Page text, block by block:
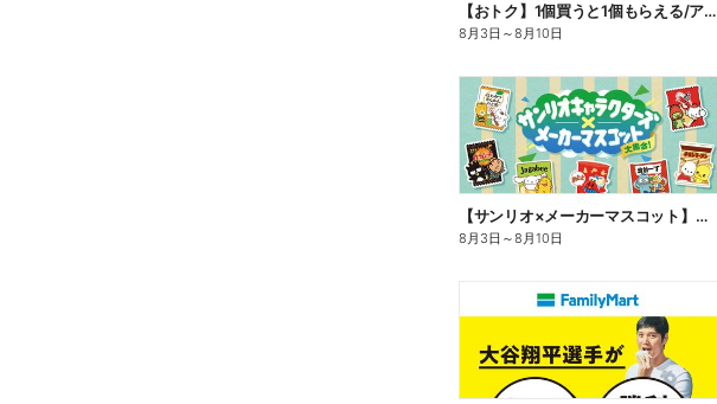
【おトク】1個買うと1個もらえる/アイス
8月3日 ～8月10日
【サンリオ×メーカーマスコット】オリジナルグッズ貰える!
8月3日 ～8月10日